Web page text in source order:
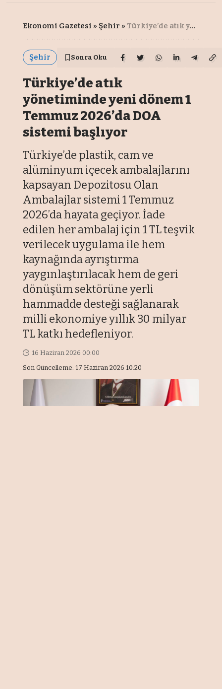
Ekonomi Gazetesi » Şehir »Türkiye’de atık yönetiminde yeni dönem 1 Temmuz 2026’da DOA sistemi başlıyor
Şehir Sonra Oku
Türkiye’de atık
yönetiminde yeni dönem 1
Temmuz 2026’da DOA
sistemi başlıyor
Türkiye’de plastik, cam ve
alüminyum içecek ambalajlarını
kapsayan Depozitosu Olan
Ambalajlar sistemi 1 Temmuz
2026’da hayata geçiyor. İade
edilen her ambalaj için 1 TL teşvik
verilecek uygulama ile hem
kaynağında ayrıştırma
yaygınlaştırılacak hem de geri
dönüşüm sektörüne yerli
hammadde desteği sağlanarak
milli ekonomiye yıllık 30 milyar
TL katkı hedefleniyor.
Son Güncelleme: 17 Haziran 2026 10:20
16 Haziran 2026 00:00